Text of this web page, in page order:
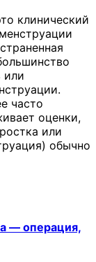
клинический
или
часто
оценки,
или
обычно
— операция,